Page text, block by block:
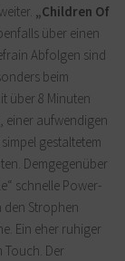
„Children Of
über einen
Abfolgen sind
beim
über 8 Minuten
einer aufwendigen
gestaltetem
Demgegenüber
schnelle Power-
den Strophen
Ein eher ruhiger
Der